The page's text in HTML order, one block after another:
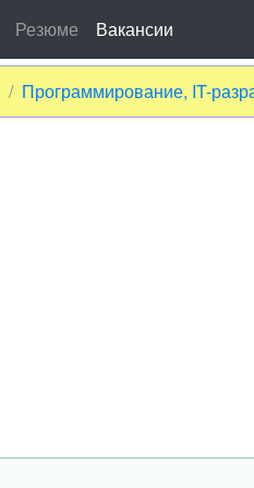
Резюме Вакансии
Программирование, IT-